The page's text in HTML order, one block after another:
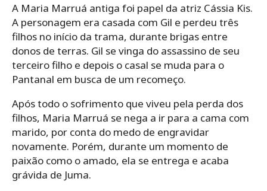
A Maria Marruá antiga foi papel da atriz Cássia Kis.
A personagem era casada com Gil e perdeu três
filhos no início da trama, durante brigas entre
donos de terras. Gil se vinga do assassino de seu
terceiro filho e depois o casal se muda para o
Pantanal em busca de um recomeço.
Após todo o sofrimento que viveu pela perda dos
filhos, Maria Marruá se nega a ir para a cama com
marido, por conta do medo de engravidar
novamente. Porém, durante um momento de
paixão como o amado, ela se entrega e acaba
grávida de Juma.